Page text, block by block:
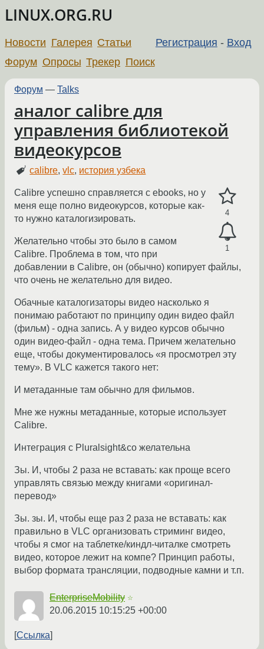
LINUX.ORG.RU
Регистрация - Вход
Новости Галерея Статьи
Форум Опросы Трекер Поиск
Форум — Talks
аналог calibre для
управления библиотекой
видеокурсов
calibre,vlc, история узбека
4
1
Calibre успешно справляется с ebooks, но у
меня еще полно видеокурсов, которые как-
то нужно каталогизировать.
Желательно чтобы это было в самом
Calibre. Проблема в том, что при
добавлении в Calibre, он (обычно) копирует файлы,
что очень не желательно для видео.
Обачные каталогизаторы видео насколько я
понимаю работают по принципу один видео файл
(фильм) - одна запись. А у видео курсов обычно
один видео-файл - одна тема. Причем желательно
еще, чтобы документировалось «я просмотрел эту
тему». В VLC кажется такого нет:
И метаданные там обычно для фильмов.
Мне же нужны метаданные, которые использует
Calibre.
Интеграция с Pluralsight&co желательна
Зы. И, чтобы 2 раза не вставать: как проще всего
управлять связью между книгами «оригинал-
перевод»
Зы. зы. И, чтобы еще раз 2 раза не вставать: как
правильно в VLC организовать стриминг видео,
чтобы я смог на таблетке/киндл-читалке смотреть
видео, которое лежит на компе? Принцип работы,
выбор формата трансляции, подводные камни и т.п.
EnterpriseMobility ☆
20.06.2015 10:15:25 +00:00
Ссылка